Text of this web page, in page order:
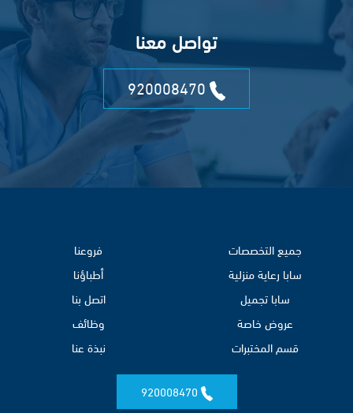
تواصل معنا
جميع التخصصات
سابا رعاية منزلية
سابا تجميل
عروض خاصة
قسم المختبرات
فروعنا
أطباؤنا
اتصل بنا
وظائف
نبذة عنا